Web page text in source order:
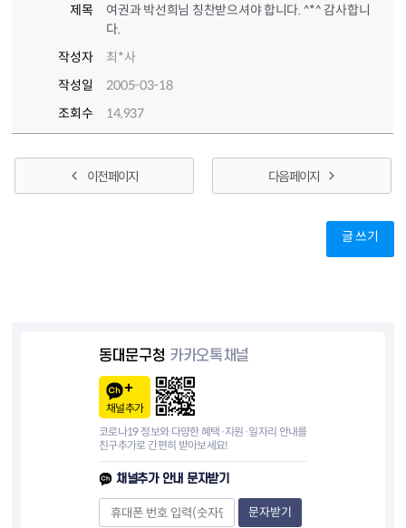
제목
여권과 박선희님 칭찬받으셔야 합니다. ^*^ 감사합니
다.
작성자
최*사
작성일
2005-03-18
조회수
14,937
이전 페이지 다음 페이지
글 쓰기
동대문구청 카카오톡채널
채널추가
코로나19 정보와 다양한 혜택·지원·일자리 안내를
친구추가로 간편히 받아보세요!
채널추가 안내 문자받기
문자받기